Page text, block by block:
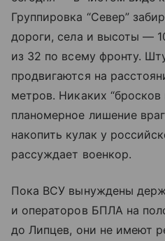
Группировка “Север”
дороги, села и высоты —
из 32 по всему фронту.
продвигаются на
метров. Никаких
планомерное лишение
накопить кулак у
рассуждает военкор.
Пока ВСУ вынуждены
и операторов БПЛА на
до Липцев, они не имеют